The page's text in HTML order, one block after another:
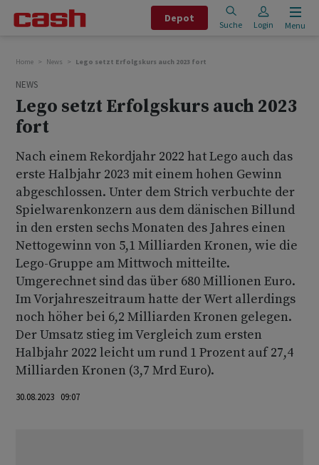
Depot
Suche Login Menu
Home News Lego setzt Erfolgskurs auch 2023 fort
NEWS
Lego setzt Erfolgskurs auch 2023
fort
Nach einem Rekordjahr 2022 hat Lego auch das
erste Halbjahr 2023 mit einem hohen Gewinn
abgeschlossen. Unter dem Strich verbuchte der
Spielwarenkonzern aus dem dänischen Billund
in den ersten sechs Monaten des Jahres einen
Nettogewinn von 5,1 Milliarden Kronen, wie die
Lego-Gruppe am Mittwoch mitteilte.
Umgerechnet sind das über 680 Millionen Euro.
Im Vorjahreszeitraum hatte der Wert allerdings
noch höher bei 6,2 Milliarden Kronen gelegen.
Der Umsatz stieg im Vergleich zum ersten
Halbjahr 2022 leicht um rund 1 Prozent auf 27,4
Milliarden Kronen (3,7 Mrd Euro).
30.08.2023 09:07